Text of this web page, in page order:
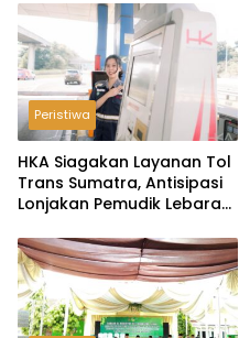
Peristiwa
HKA Siagakan Layanan Tol
Trans Sumatra, Antisipasi
Lonjakan Pemudik Lebaran